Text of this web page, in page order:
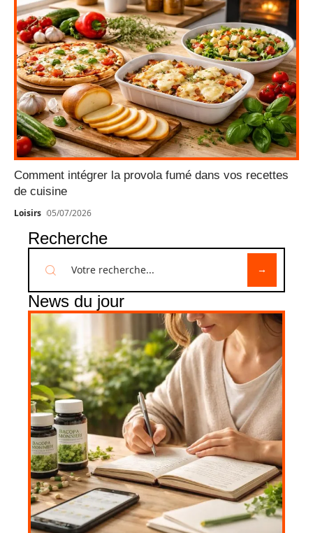
Comment intégrer la provola fumé dans vos recettes
de cuisine
Loisirs 05/07/2026
Recherche
News du jour